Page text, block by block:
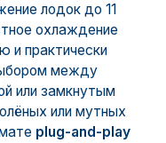
лодок до 11
охлаждение
и практически
между
или замкнутым
или мутных
plug-and-play